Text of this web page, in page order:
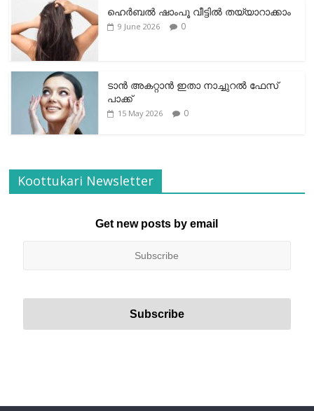
ഹെര്‍ബല്‍ ഷാംപൂ വീട്ടില്‍ തയ്യാറാക്കാം
9 June 2026 0
ടാന്‍ അകറ്റാന്‍ ഇതാ നാച്ചുറല്‍ ഫേസ്
പാക്ക്
15 May 2026 0
Koottukari Newsletter
Get new posts by email